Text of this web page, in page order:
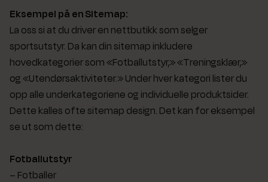
Eksempel på en Sitemap:
La oss si at du driver en nettbutikk som selger
sportsutstyr. Da kan din sitemap inkludere
hovedkategorier som «Fotballutstyr,» «Treningsklær,»
og «Utendørsaktiviteter.» Under hver kategori lister du
opp alle underkategoriene og individuelle produktsider.
Dette kalles ofte sitemap design. Det kan for eksempel
se ut som dette:
Fotballutstyr
– Fotballer